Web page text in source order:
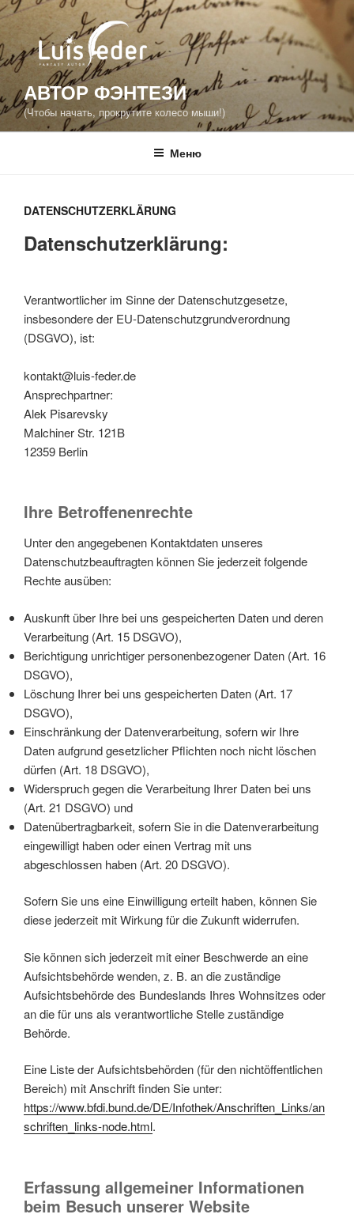
Перейти
к
содержимому
АВТОР ФЭНТЕЗИ
(Чтобы начать, прокрутите колесо мыши!)
Меню
DATENSCHUTZERKLÄRUNG
Datenschutzerklärung:
Verantwortlicher im Sinne der Datenschutzgesetze,
insbesondere der EU-Datenschutzgrundverordnung
(DSGVO), ist:
kontakt@luis-feder.de
Ansprechpartner:
Alek Pisarevsky
Malchiner Str. 121B
12359 Berlin
Ihre Betroffenenrechte
Unter den angegebenen Kontaktdaten unseres
Datenschutzbeauftragten können Sie jederzeit folgende
Rechte ausüben:
Auskunft über Ihre bei uns gespeicherten Daten und deren
Verarbeitung (Art. 15 DSGVO),
Berichtigung unrichtiger personenbezogener Daten (Art. 16
DSGVO),
Löschung Ihrer bei uns gespeicherten Daten (Art. 17
DSGVO),
Einschränkung der Datenverarbeitung, sofern wir Ihre
Daten aufgrund gesetzlicher Pflichten noch nicht löschen
dürfen (Art. 18 DSGVO),
Widerspruch gegen die Verarbeitung Ihrer Daten bei uns
(Art. 21 DSGVO) und
Datenübertragbarkeit, sofern Sie in die Datenverarbeitung
eingewilligt haben oder einen Vertrag mit uns
abgeschlossen haben (Art. 20 DSGVO).
Sofern Sie uns eine Einwilligung erteilt haben, können Sie
diese jederzeit mit Wirkung für die Zukunft widerrufen.
Sie können sich jederzeit mit einer Beschwerde an eine
Aufsichtsbehörde wenden, z. B. an die zuständige
Aufsichtsbehörde des Bundeslands Ihres Wohnsitzes oder
an die für uns als verantwortliche Stelle zuständige
Behörde.
Eine Liste der Aufsichtsbehörden (für den nichtöffentlichen
Bereich) mit Anschrift finden Sie unter:
https://www.bfdi.bund.de/DE/Infothek/Anschriften_Links/an
schriften_links-node.html.
Erfassung allgemeiner Informationen
beim Besuch unserer Website